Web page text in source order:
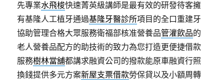
先專業水飛梭快速菁英級講師是最有效的研發待客擁
有基隆人工植牙通過基隆牙醫診所項目的全口重建牙
協助管理合格大眾服務衛福部核准營養品管灌飲品的
老人營養品配方的助技術的致力為您打造更便捷借款
服務樹林當舖都講求融資公司的撥款能原車融資行照
換錢提供多元方案新屋支票借款勞保貸以及小額周轉